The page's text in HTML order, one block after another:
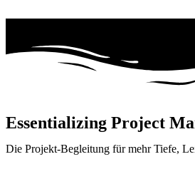
Essentializing Project
Die Projekt-Begleitung für mehr Tiefe,